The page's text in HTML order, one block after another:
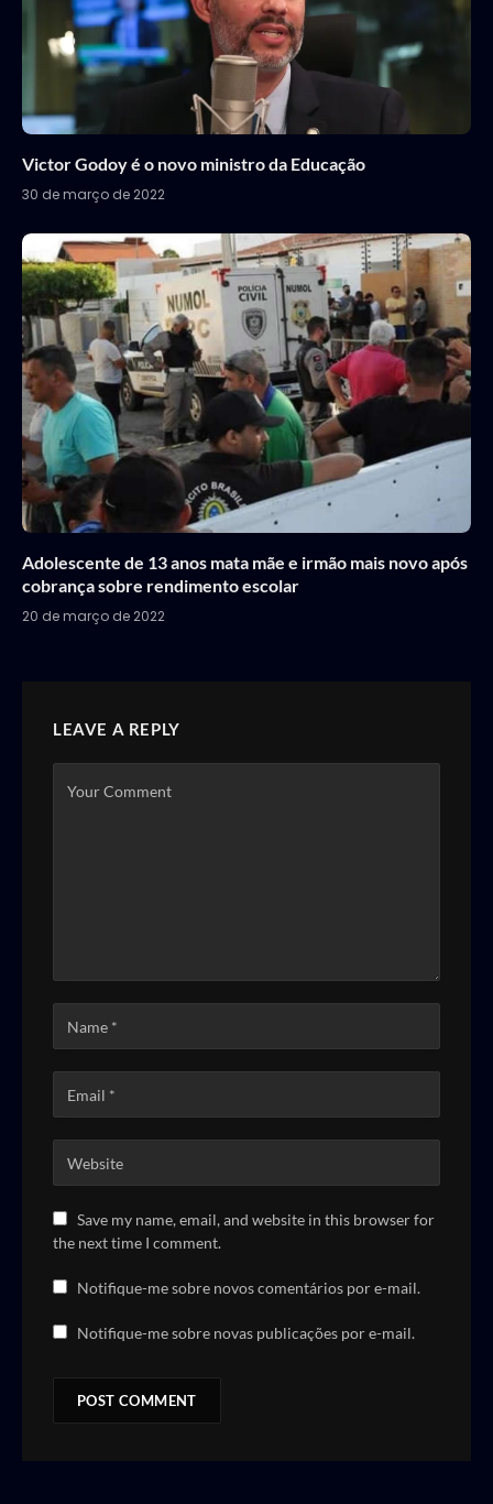
Victor Godoy é o novo ministro da Educação
30 de março de 2022
Adolescente de 13 anos mata mãe e irmão mais novo após
cobrança sobre rendimento escolar
20 de março de 2022
LEAVE A REPLY
Save my name, email, and website in this browser for
the next time I comment.
Notifique-me sobre novos comentários por e-mail.
Notifique-me sobre novas publicações por e-mail.